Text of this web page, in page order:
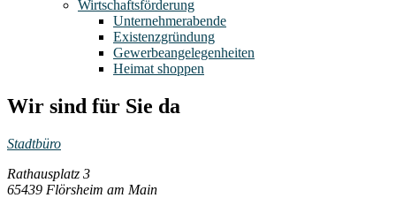
Wirtschaftsförderung
Unternehmerabende
Existenzgründung
Gewerbeangelegenheiten
Heimat shoppen
Wir sind für Sie da
Stadtbüro
Rathausplatz 3
65439 Flörsheim am Main